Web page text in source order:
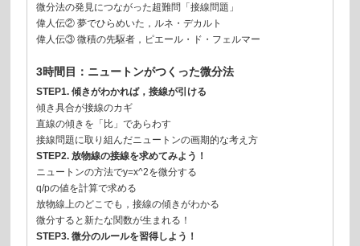
微分法の発見につながった超難問「接線問題」
偉人伝② 夢でひらめいた，ルネ・デカルト
偉人伝③ 微積の先駆者，ピエール・ド・フェルマー
3時間目：ニュートンがつくった微分法
STEP1. 傾きがわかれば，接線が引ける
傾き具合が接線のカギ
直線の傾きを「比」であらわす
接線問題に取り組んだニュートンの画期的な考え方
STEP2. 放物線の接線を求めてみよう！
ニュートンの方法でy=x^2を微分する
q/pの値を計算で求める
放物線上のどこでも，接線の傾きがわかる
微分すると新たな関数が生まれる！
STEP3. 微分のルールを習得しよう！